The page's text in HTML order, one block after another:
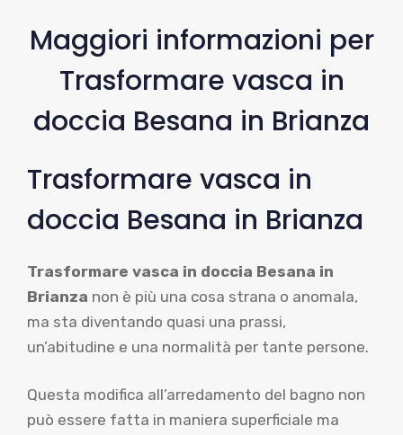
Maggiori informazioni per
Trasformare vasca in
doccia Besana in Brianza
Trasformare vasca in
doccia Besana in Brianza
Trasformare vasca in doccia Besana in
Brianza non è più una cosa strana o anomala,
ma sta diventando quasi una prassi,
un’abitudine e una normalità per tante persone.
Questa modifica all’arredamento del bagno non
può essere fatta in maniera superficiale ma